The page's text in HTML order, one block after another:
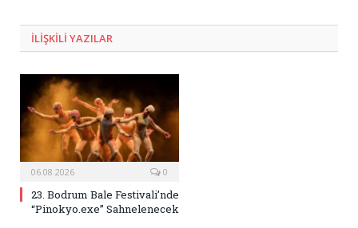
ILIŞKILI YAZILAR
06.08.2026 0
23. Bodrum Bale Festivali’nde
“Pinokyo.exe” Sahnelenecek